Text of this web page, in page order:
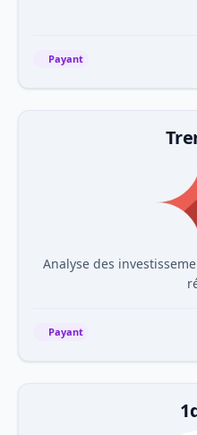
Payant
Analyse des
Payant